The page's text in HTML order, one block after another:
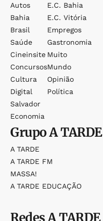
Autos
Bahia
Brasil
Saúde
Cineinsite
Concursos
Cultura
Digital
Salvador
Economia
E.c. Bahia
E.c. Vitória
Empregos
Gastronomia
Muito
Mundo
Opinião
Política
GrupoA TARDE
A TARDE
A TARDE FM
MASSA!
A TARDE EDUCAÇÃO
RedesA TARDE